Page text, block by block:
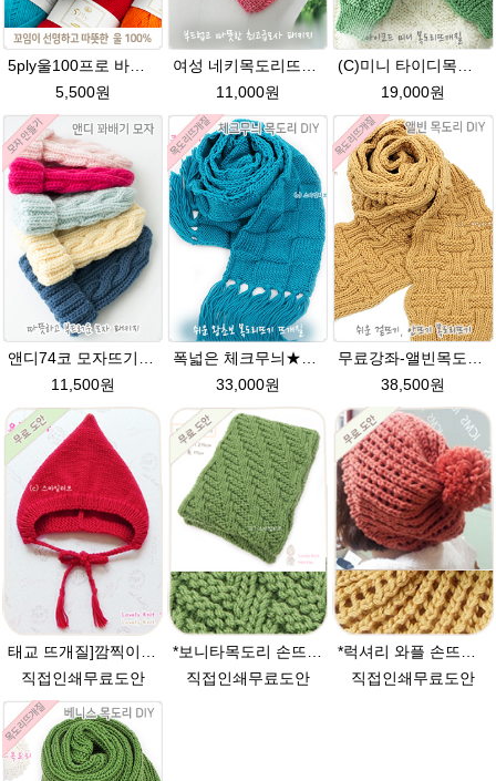
5ply울100프로 바라클라바뜨개질 5플라이 고급뜨개실 90g (울 100%) 제일모직 생산 얇은굵기 순모사
5,500원
여성 네키목도리뜨기 그레이스메리노울 뜨개실 2볼 DIY
11,000원
(C)미니 타이디목도리★그레이스메리노울 미니목도리뜨기 아이코드 뜨개질
19,000원
11,500원
33,000원
38,500원
직접인쇄무료도안
직접인쇄무료도안
직접인쇄무료도안